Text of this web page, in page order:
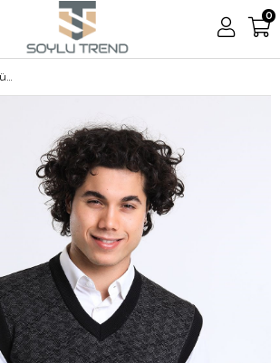
0
Soylu Triko Süveter Desenli Siyah (3217)